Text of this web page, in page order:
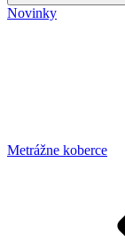
Novinky
Metrážne koberce